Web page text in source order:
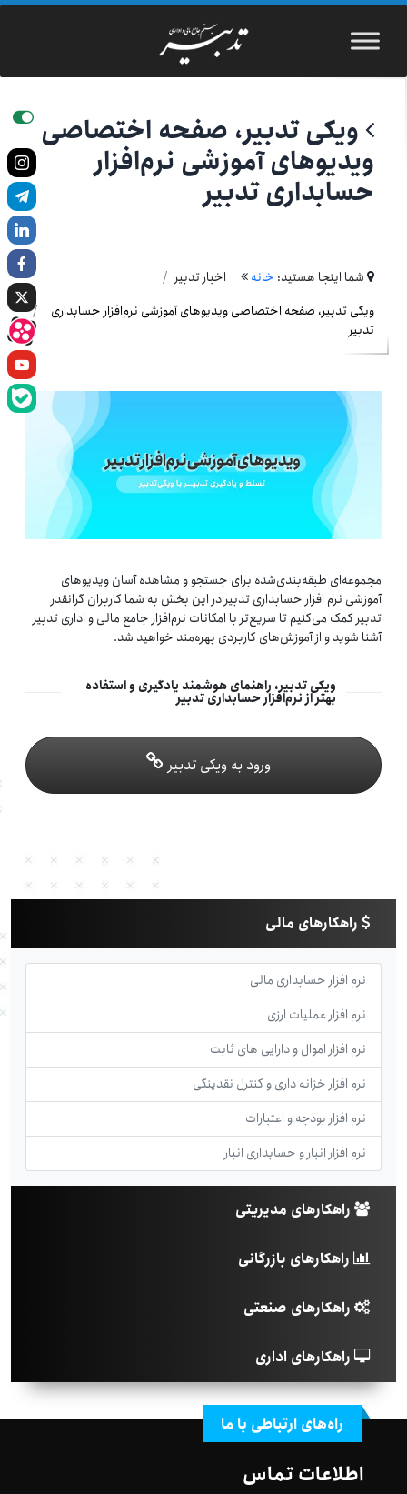
ویکی تدبیر، صفحه اختصاصی
ویدیوهای آموزشی نرم‌افزار
حسابداری تدبیر
شما اینجا هستید: خانه
اخبار تدبیر
ویکی تدبیر، صفحه اختصاصی ویدیوهای آموزشی نرم‌افزار حسابداری
تدبیر
مجموعه‌ای طبقه‌بندی‌شده برای جستجو و مشاهده آسان ویدیوهای
آموزشی نرم افزار حسابداری تدبیر در این بخش به شما کاربران گرانقدر
تدبیر کمک می‌کنیم تا سریع‌تر با امکانات نرم‌افزار جامع مالی و اداری تدبیر
آشنا شوید و از آموزش‌های کاربردی بهره‌مند خواهید شد.
ویکی تدبیر، راهنمای هوشمند یادگیری و استفاده
بهتر از نرم‌افزار حسابداری تدبیر
ورود به ویکی تدبیر
راهکارهای مالی
نرم افزار حسابداری مالی
نرم افزار عملیات ارزی
نرم افزار اموال و دارایی های ثابت
نرم افزار خزانه داری و کنترل نقدینگی
نرم افزار بودجه و اعتبارات
نرم افزار انبار و حسابداری انبار
راهکارهای مدیریتی
راهکارهای بازرگانی
راهکارهای صنعتی
راهکارهای اداری
راه‌های ارتباطی با ما
اطلاعات تماس